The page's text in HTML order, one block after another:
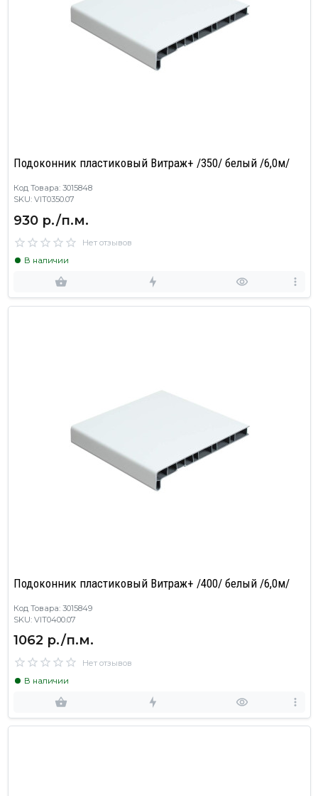
Подоконник пластиковый Витраж+ /350/ белый /6,0м/
Код Товара: 3015848
SKU: VIT0350.07
930 р./п.м.
Нет отзывов
В наличии
Подоконник пластиковый Витраж+ /400/ белый /6,0м/
Код Товара: 3015849
SKU: VIT0400.07
1062 р./п.м.
Нет отзывов
В наличии